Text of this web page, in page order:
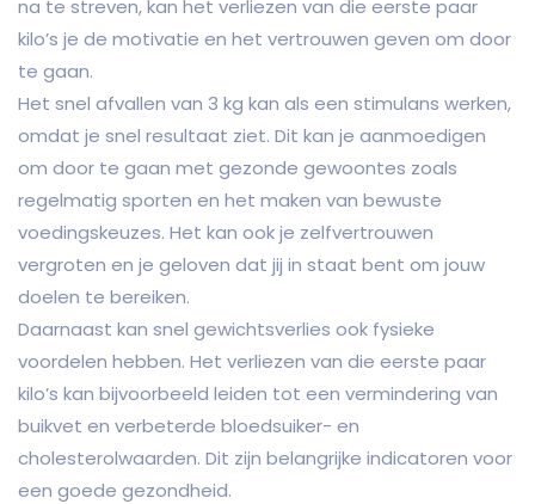
na te streven, kan het verliezen van die eerste paar
kilo’s je de motivatie en het vertrouwen geven om door
te gaan.
Het snel afvallen van 3 kg kan als een stimulans werken,
omdat je snel resultaat ziet. Dit kan je aanmoedigen
om door te gaan met gezonde gewoontes zoals
regelmatig sporten en het maken van bewuste
voedingskeuzes. Het kan ook je zelfvertrouwen
vergroten en je geloven dat jij in staat bent om jouw
doelen te bereiken.
Daarnaast kan snel gewichtsverlies ook fysieke
voordelen hebben. Het verliezen van die eerste paar
kilo’s kan bijvoorbeeld leiden tot een vermindering van
buikvet en verbeterde bloedsuiker- en
cholesterolwaarden. Dit zijn belangrijke indicatoren voor
een goede gezondheid.